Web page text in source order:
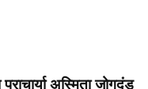
अस्मिता जोगदंड